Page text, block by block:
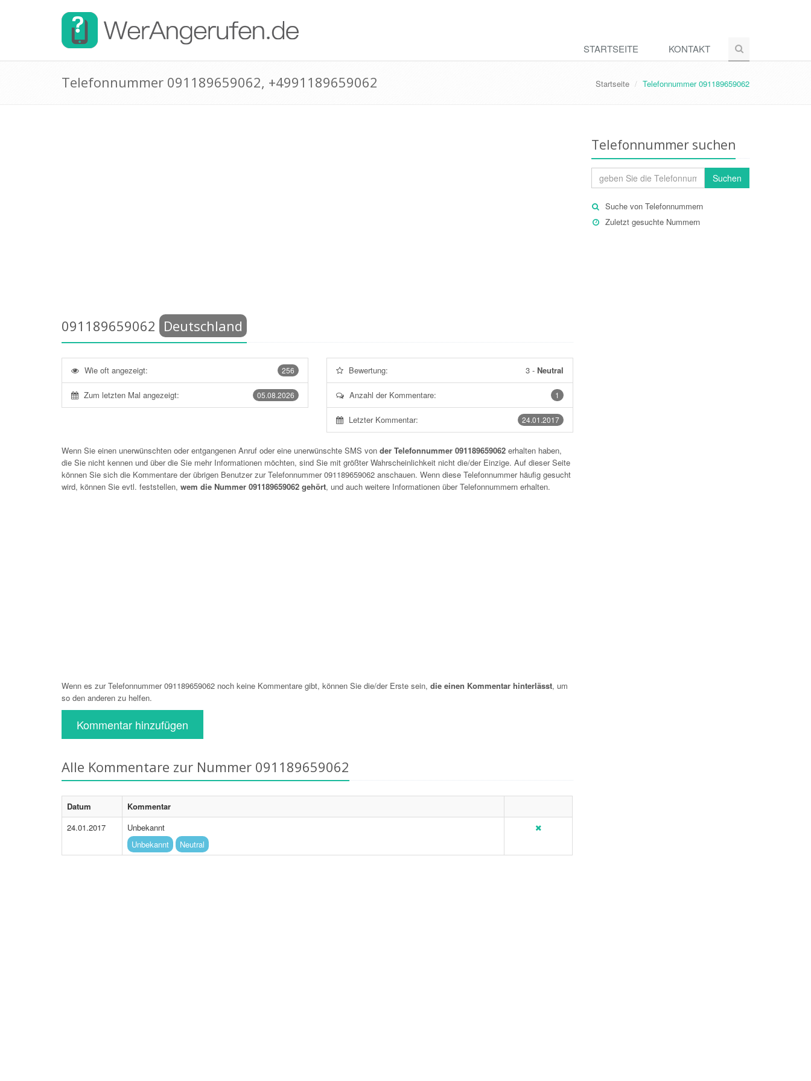
STARTSEITE KONTAKT
Telefonnummer 091189659062, +4991189659062 Startseite Telefonnummer 091189659062
091189659062 Deutschland
256
Wie oft angezeigt:
05.08.2026
Zum letzten Mal angezeigt:
Bewertung: 3- Neutral
1
Anzahl der Kommentare:
24.01.2017
Letzter Kommentar:
Wenn Sie einen unerwünschten oder entgangenen Anruf oder eine unerwünschte SMS von der Telefonnummer 091189659062 erhalten haben,
die Sie nicht kennen und über die Sie mehr Informationen möchten, sind Sie mit größter Wahrscheinlichkeit nicht die/der Einzige. Auf dieser Seite
können Sie sich die Kommentare der übrigen Benutzer zur Telefonnummer091189659062 anschauen. Wenn diese Telefonnummer häufig gesucht
wird, können Sie evtl. feststellen, wem die Nummer 091189659062 gehört, und auch weitere Informationen über Telefonnummern erhalten.
Wenn es zur Telefonnummer 091189659062 noch keine Kommentare gibt, können Sie die/der Erste sein, die einen Kommentar hinterlässt, um
so den anderen zu helfen.
Kommentar hinzufügen
Alle Kommentare zur Nummer 091189659062
Datum
Kommentar
24.01.2017
Unbekannt
Unbekannt
Neutral
Telefonnummer suchen
Suchen
Suche von Telefonnummern
Zuletzt gesuchte Nummern